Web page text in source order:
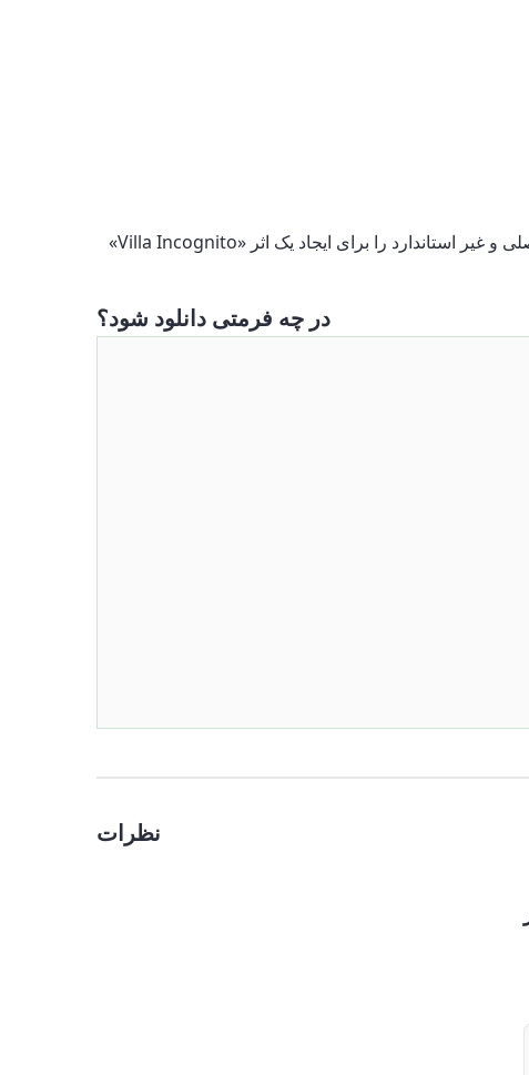
«Villa Incognito» یک کار جذاب است که ترکیبی از عناصر درام، کمدی و عرفان است. این یک انتخاب ایده آل برای کسانی است که رویکرد اصلی و غیر استاندارد را برای ایجاد یک اثر
در چه فرمتی دانلود شود؟
نظرات